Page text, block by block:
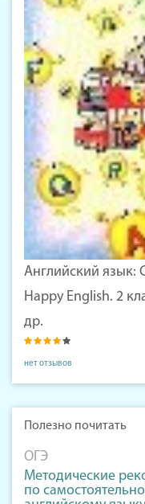
Английский язык:
Happy English. 2
др.
нет отзывов
Полезно почитать
ОГЭ
Методические
по